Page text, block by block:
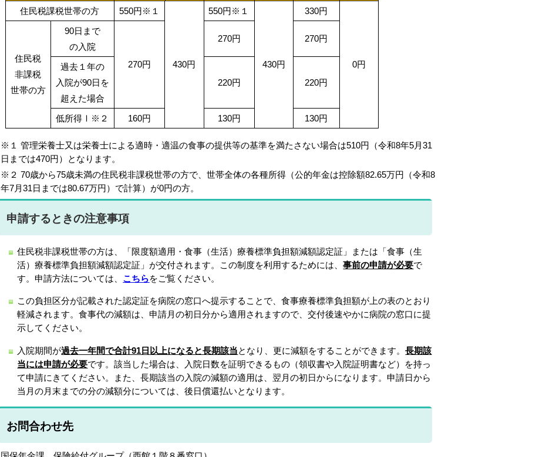
住民税課税世帯の方 550円※１
430円
550円※１
430円
330円
0円
住民税
非課税
世帯の方
90日まで
の入院
270円
270円 270円
過去１年の
入院が90日を
超えた場合
220円 220円
低所得Ⅰ※２ 160円 130円 130円
※１ 管理栄養士又は栄養士による適時・適温の食事の提供等の基準を満たさない場合は510円（令和8年5月31
日までは470円）となります。
※２ 70歳から75歳未満の住民税非課税世帯の方で、世帯全体の各種所得（公的年金は控除額82.65万円（令和8
年7月31日までは80.67万円）で計算）が0円の方。
申請するときの注意事項
住民税非課税世帯の方は、「限度額適用・食事（生活）療養標準負担額減額認定証」または「食事（生
活）療養標準負担額減額認定証」が交付されます。この制度を利用するためには、事前の申請が必要で
す。申請方法については、 こちらをご覧ください。
この負担区分が記載された認定証を病院の窓口へ提示することで、食事療養標準負担額が上の表のとおり
軽減されます。食事代の減額は、申請月の初日分から適用されますので、交付後速やかに病院の窓口に提
示してください。
入院期間が過去一年間で合計91日以上になると長期該当となり、更に減額をすることができます。長期該
当には申請が必要です。該当した場合は、入院日数を証明できるもの（領収書や入院証明書など）を持っ
て申請にきてください。また、長期該当の入院の減額の適用は、翌月の初日からになります。申請日から
当月の月末までの分の減額分については、後日償還払いとなります。
お問合わせ先